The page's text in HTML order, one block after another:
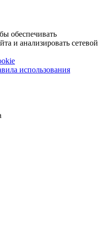
обеспечивать
и анализировать сетевой
использования